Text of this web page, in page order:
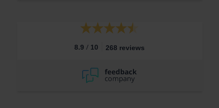
8.9 / 10 268 reviews